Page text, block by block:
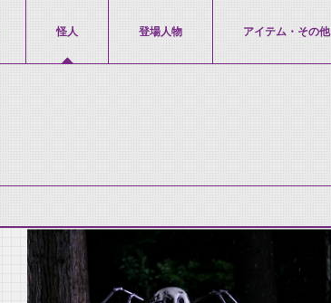
怪人 登場人物 アイテム・その他